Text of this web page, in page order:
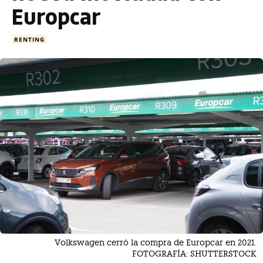
Europcar
RENTING
Volkswagen cerró la compra de Europcar en 2021.
FOTOGRAFÍA: SHUTTERSTOCK